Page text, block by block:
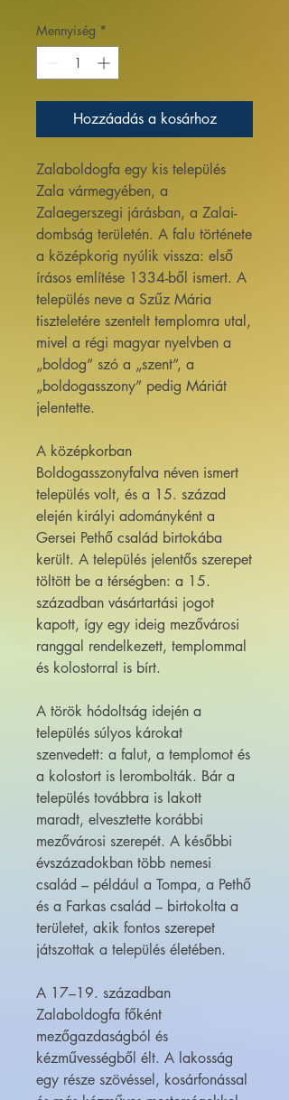
Mennyiség *
Hozzáadás a kosárhoz
Zalaboldogfa egy kis település
Zala vármegyében, a
Zalaegerszegi járásban, a Zalai-
dombság területén. A falu története
a középkorig nyúlik vissza: első
írásos említése 1334-ből ismert. A
település neve a Szűz Mária
tiszteletére szentelt templomra utal,
mivel a régi magyar nyelvben a
„boldog” szó a „szent”, a
„boldogasszony” pedig Máriát
jelentette.
A középkorban
Boldogasszonyfalva néven ismert
település volt, és a 15. század
elején királyi adományként a
Gersei Pethő család birtokába
került. A település jelentős szerepet
töltött be a térségben: a 15.
században vásártartási jogot
kapott, így egy ideig mezővárosi
ranggal rendelkezett, templommal
és kolostorral is bírt.
A török hódoltság idején a
település súlyos károkat
szenvedett: a falut, a templomot és
a kolostort is lerombolták. Bár a
település továbbra is lakott
maradt, elvesztette korábbi
mezővárosi szerepét. A későbbi
évszázadokban több nemesi
család – például a Tompa, a Pethő
és a Farkas család – birtokolta a
területet, akik fontos szerepet
játszottak a település életében.
A 17–19. században
Zalaboldogfa főként
mezőgazdaságból és
kézművességből élt. A lakosság
egy része szövéssel, kosárfonással